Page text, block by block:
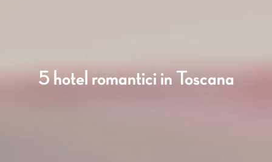
5 hotel romantici in Toscana